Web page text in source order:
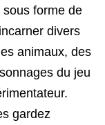
forme de
divers
animaux, des
du jeu
gardez